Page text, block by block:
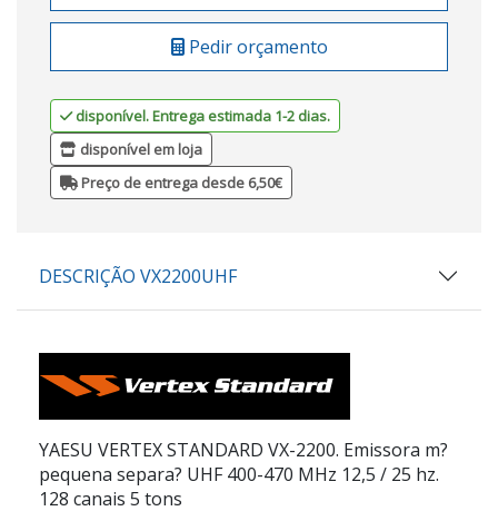
Pedir orçamento
disponível. Entrega estimada 1-2 dias.
disponível em loja
Preço de entrega desde 6,50€
DESCRIÇÃO VX2200UHF
YAESU VERTEX STANDARD VX-2200. Emissora m?
pequena separa? UHF 400-470 MHz 12,5 / 25 hz.
128 canais 5 tons